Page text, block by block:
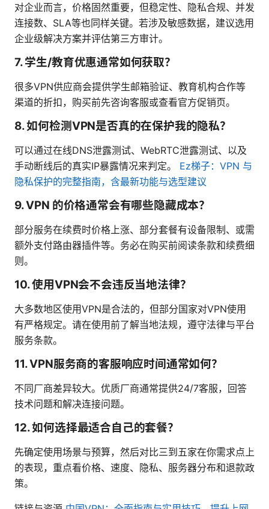
对企业而言，价格固然重要，但稳定性、隐私合规、并发
连接数、SLA等也同样关键。若涉及敏感数据，建议选用
企业级解决方案并评估第三方审计。
7. 学生/教育优惠通常如何获取？
很多VPN供应商会提供学生邮箱验证、教育机构合作等
渠道的折扣，购买前先咨询客服或查看官方促销页。
8. 如何检测VPN是否真的在保护我的隐私？
可以通过在线DNS泄露测试、WebRTC泄露测试、以及
手动断线后的真实IP暴露情况来判定。 Ez梯子：VPN 与
隐私保护的完整指南，含最新功能与选型建议
9. VPN 的价格通常会有哪些隐藏成本？
部分服务在续费时价格上涨、部分套餐有设备限制、或需
额外支付路由器插件等。务必在购买前阅读条款和续费细
则。
10. 使用VPN会不会违反当地法律？
大多数地区使用VPN是合法的，但部分国家对VPN使用
有严格规定。请在使用前了解当地法规，遵守法律与平台
服务条款。
11. VPN服务商的客服响应时间通常如何？
不同厂商差异较大。优质厂商通常提供24/7客服，回答
技术问题和解决连接问题。
12. 如何选择最适合自己的套餐？
先确定使用场景与预算，然后对比三到五家在你需求点上
的表现，重点看价格、速度、隐私、服务器分布和退款政
策。